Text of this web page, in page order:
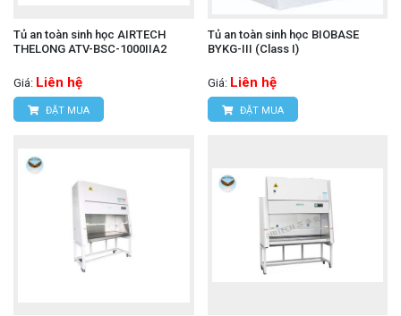
Tủ an toàn sinh học AIRTECH
THELONG ATV-BSC-1000IIA2
Giá: Liên hệ
ĐẶT MUA
Tủ an toàn sinh học BIOBASE
BYKG-III (Class I)
Giá: Liên hệ
ĐẶT MUA